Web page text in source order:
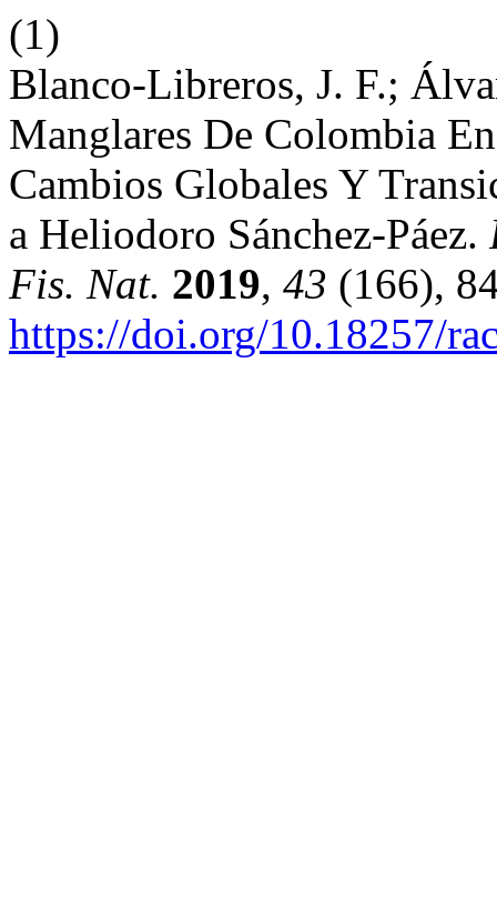
(1)
Blanco-Libreros, J. F.;
Manglares De Colombia
Cambios Globales Y
a Heliodoro Sánchez-Páez.
Fis. Nat. 2019, 43 (166),
https://doi.org/10.18257/